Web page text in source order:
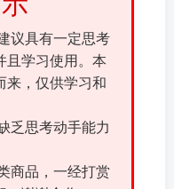
议具有一定思考
且学习使用。本
来，仅供学习和
乏思考动手能力
商品，一经打赏